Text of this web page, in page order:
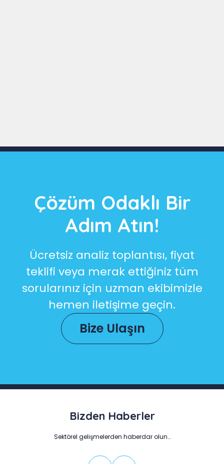
Çözüm Odaklı Bir
Adım Atın!
Ücretsiz analiz toplantısı, fiyat
teklifi veya merak ettiğiniz tüm
sorularınız için uzman ekibimizle
hemen iletişime geçin.
Bize Ulaşın
Bizden Haberler
Sektörel gelişmelerden haberdar olun…